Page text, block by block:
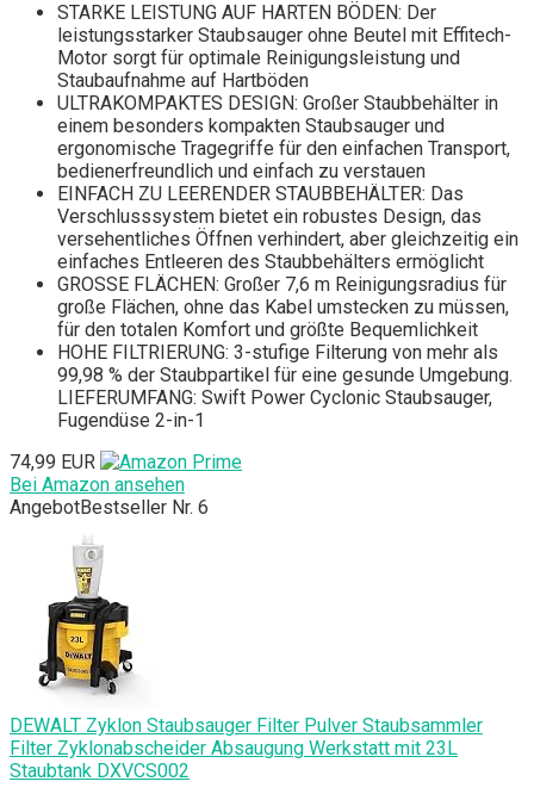
STARKE LEISTUNG AUF HARTEN BÖDEN: Der
leistungsstarker Staubsauger ohne Beutel mit Effitech-
Motor sorgt für optimale Reinigungsleistung und
Staubaufnahme auf Hartböden
ULTRAKOMPAKTES DESIGN: Großer Staubbehälter in
einem besonders kompakten Staubsauger und
ergonomische Tragegriffe für den einfachen Transport,
bedienerfreundlich und einfach zu verstauen
EINFACH ZU LEERENDER STAUBBEHÄLTER: Das
Verschlusssystem bietet ein robustes Design, das
versehentliches Öffnen verhindert, aber gleichzeitig ein
einfaches Entleeren des Staubbehälters ermöglicht
GROSSE FLÄCHEN: Großer 7,6 m Reinigungsradius für
große Flächen, ohne das Kabel umstecken zu müssen,
für den totalen Komfort und größte Bequemlichkeit
HOHE FILTRIERUNG: 3-stufige Filterung von mehr als
99,98 % der Staubpartikel für eine gesunde Umgebung.
LIEFERUMFANG: Swift Power Cyclonic Staubsauger,
Fugendüse 2-in-1
74,99 EUR
Bei Amazon ansehen
AngebotBestseller Nr. 6
DEWALT Zyklon Staubsauger Filter Pulver Staubsammler
Filter Zyklonabscheider Absaugung Werkstatt mit 23L
Staubtank DXVCS002